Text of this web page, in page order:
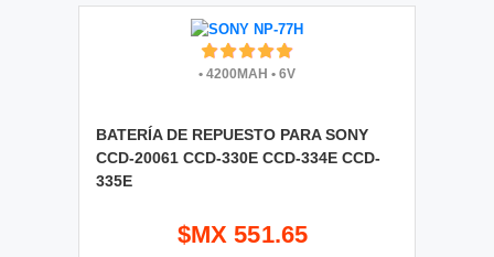
• 4200MAH • 6V
BATERÍA DE REPUESTO PARA SONY
CCD-20061 CCD-330E CCD-334E CCD-
335E
$MX 551.65